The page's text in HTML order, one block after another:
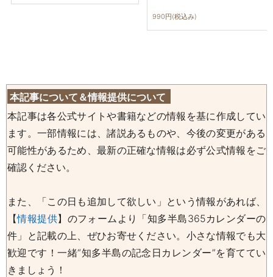
990円(税込み)
本記事について＆情報提供について
本記事は各公式サイトや書籍などの情報を基に作成してい
ます。一部情報には、諸説あるものや、今後の変更がある
可能性があるため、最新の正確な情報は必ず公式情報をご
確認ください。
また、「この日も追加して欲しい」という情報があれば、
【情報提供】のフォームより「知多半島365カレンダーの
件」と記載の上、ぜひお寄せください。小さな情報でも大
歓迎です！一緒“知多半島の記念日カレンダー”を育ててい
きましょう！